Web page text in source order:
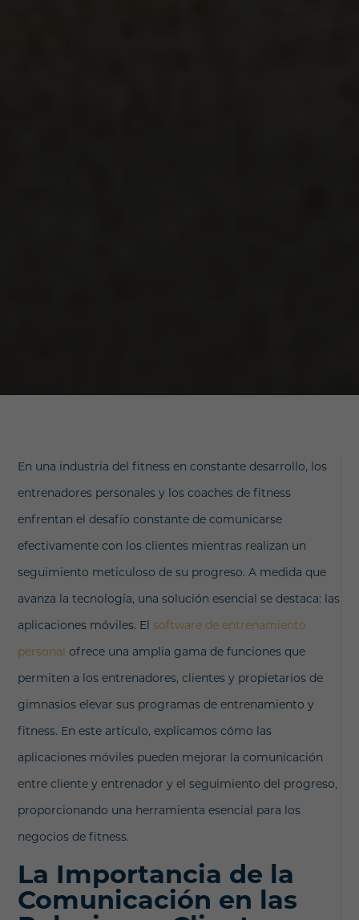
En una industria del fitness en constante desarrollo, los
entrenadores personales y los coaches de fitness
enfrentan el desafío constante de comunicarse
efectivamente con los clientes mientras realizan un
seguimiento meticuloso de su progreso. A medida que
avanza la tecnología, una solución esencial se destaca: las
aplicaciones móviles. El software de entrenamiento
personal ofrece una amplia gama de funciones que
permiten a los entrenadores, clientes y propietarios de
gimnasios elevar sus programas de entrenamiento y
fitness. En este artículo, explicamos cómo las
aplicaciones móviles pueden mejorar la comunicación
entre cliente y entrenador y el seguimiento del progreso,
proporcionando una herramienta esencial para los
negocios de fitness.
La Importancia de la
Comunicación en las